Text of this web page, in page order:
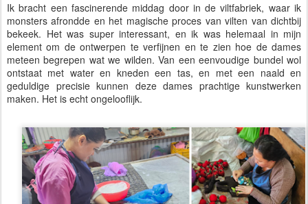
Ik bracht een fascinerende middag door in de viltfabriek, waar ik
monsters afrondde en het magische proces van vilten van dichtbij
bekeek. Het was super interessant, en ik was helemaal in mijn
element om de ontwerpen te verfijnen en te zien hoe de dames
meteen begrepen wat we wilden. Van een eenvoudige bundel wol
ontstaat met water en kneden een tas, en met een naald en
geduldige precisie kunnen deze dames prachtige kunstwerken
maken. Het is echt ongelooflijk.